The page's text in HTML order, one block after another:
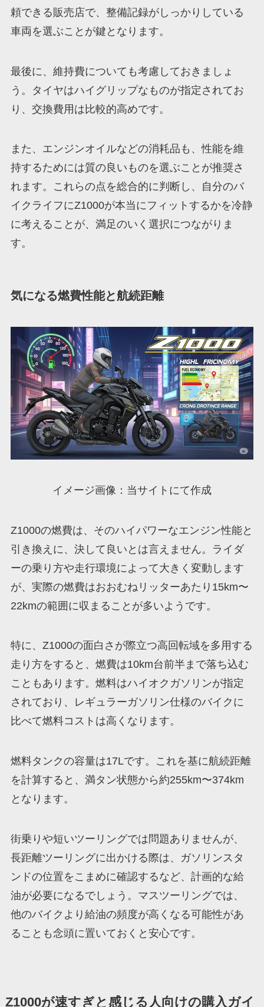
頼できる販売店で、整備記録がしっかりしている
車両を選ぶことが鍵となります。
最後に、維持費についても考慮しておきましょ
う。タイヤはハイグリップなものが指定されてお
り、交換費用は比較的高めです。
また、エンジンオイルなどの消耗品も、性能を維
持するためには質の良いものを選ぶことが推奨さ
れます。これらの点を総合的に判断し、自分のバ
イクライフにZ1000が本当にフィットするかを冷静
に考えることが、満足のいく選択につながりま
す。
気になる燃費性能と航続距離
イメージ画像：当サイトにて作成
Z1000の燃費は、そのハイパワーなエンジン性能と
引き換えに、決して良いとは言えません。ライダ
ーの乗り方や走行環境によって大きく変動します
が、実際の燃費はおおむねリッターあたり15km〜
22kmの範囲に収まることが多いようです。
特に、Z1000の面白さが際立つ高回転域を多用する
走り方をすると、燃費は10km台前半まで落ち込む
こともあります。燃料はハイオクガソリンが指定
されており、レギュラーガソリン仕様のバイクに
比べて燃料コストは高くなります。
燃料タンクの容量は17Lです。これを基に航続距離
を計算すると、満タン状態から約255km〜374km
となります。
街乗りや短いツーリングでは問題ありませんが、
長距離ツーリングに出かける際は、ガソリンスタ
ンドの位置をこまめに確認するなど、計画的な給
油が必要になるでしょう。マスツーリングでは、
他のバイクより給油の頻度が高くなる可能性があ
ることも念頭に置いておくと安心です。
Z1000が速すぎと感じる人向けの購入ガイ